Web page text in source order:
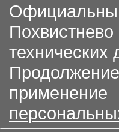
технических